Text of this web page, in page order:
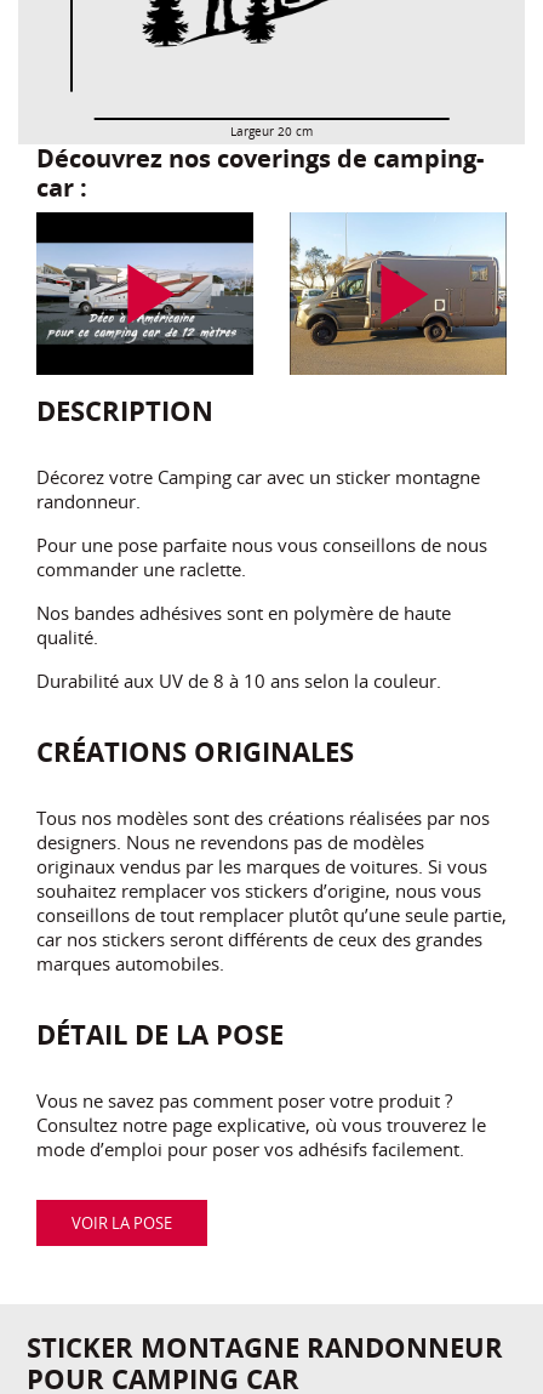
Largeur 20 cm
Découvrez nos coverings de camping-
car :
play_arrow play_arrow
DESCRIPTION
Décorez votre Camping car avec un sticker montagne
randonneur.
Pour une pose parfaite nous vous conseillons de nous
commander une raclette.
Nos bandes adhésives sont en polymère de haute
qualité.
Durabilité aux UV de 8 à 10 ans selon la couleur.
CRÉATIONS ORIGINALES
Tous nos modèles sont des créations réalisées par nos
designers. Nous ne revendons pas de modèles
originaux vendus par les marques de voitures. Si vous
souhaitez remplacer vos stickers d’origine, nous vous
conseillons de tout remplacer plutôt qu’une seule partie,
car nos stickers seront différents de ceux des grandes
marques automobiles.
DÉTAIL DE LA POSE
Vous ne savez pas comment poser votre produit ?
Consultez notre page explicative, où vous trouverez le
mode d’emploi pour poser vos adhésifs facilement.
VOIR LA POSE
STICKER MONTAGNE RANDONNEUR
POUR CAMPING CAR